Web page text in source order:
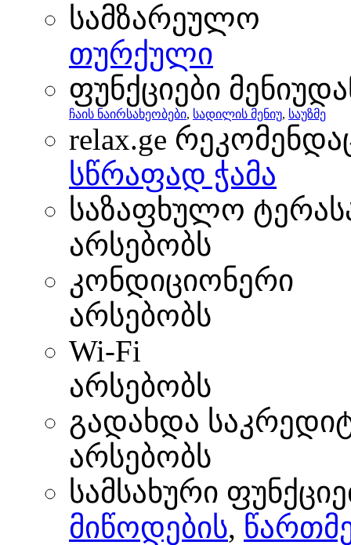
სამზარეულო
თურქული
ფუნქციები
ჩაის ნაირსახეობები, სადილის მენიუ, საუზმე
relax.ge
სწრაფად ჭამა
საზაფხულო
არსებობს
კონდიციონერი
არსებობს
Wi-Fi
არსებობს
გადახდა
არსებობს
სამსახური
მიწოდების,